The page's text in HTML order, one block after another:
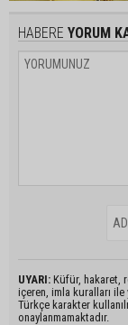
HABERE YORUM
UYARI: Küfür, hakaret,
içeren, imla kuralları ile
Türkçe karakter
onaylanmamaktadır.